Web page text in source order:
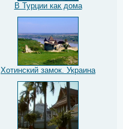
В Турции как дома
Хотинский замок. Украина